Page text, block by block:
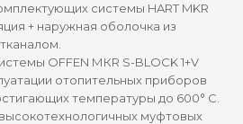
системы HART MKR
+ наружная оболочка из
OFFEN МКR S-BLOCK 1+V
отопительных приборов
температуры до 600° C.
муфтовых